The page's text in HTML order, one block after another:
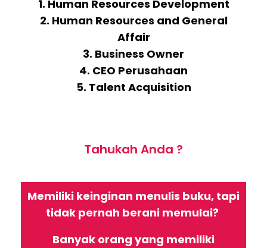
1. Human Resources Development
2. Human Resources and General
Affair
3. Business Owner
4. CEO Perusahaan
5. Talent Acquisition
Tahukah Anda ?
Memiliki keinginan menulis buku, tapi
tidak pernah berani memulai?
Banyak orang yang memiliki